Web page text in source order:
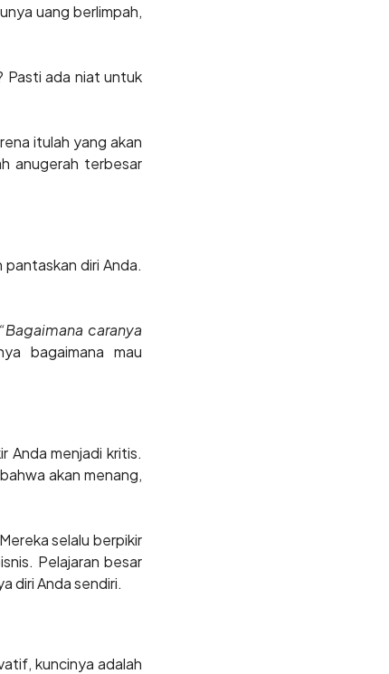
uang berlimpah,
Pasti ada niat untuk
itulah yang akan
anugerah terbesar
diri Anda.
“Bagaimana caranya
bagaimana mau
Anda menjadi kritis.
akan menang,
selalu berpikir
Pelajaran besar
diri Anda sendiri.
kuncinya adalah